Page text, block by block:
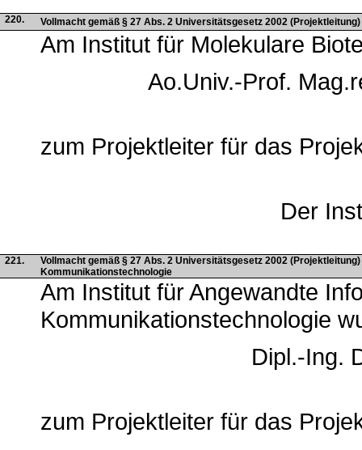
220. Vollmacht gemäß § 27 Abs. 2 Universitätsgesetz 2002
Am Institut für Molekulare
Ao.Univ.-Prof.
zum Projektleiter für das
Der
221.
Vollmacht gemäß § 27 Abs. 2 Universitätsgesetz 2002
Kommunikationstechnologie
Am Institut für Angewandte
Kommunikationstechnologie
Dipl.-Ing.
zum Projektleiter für das